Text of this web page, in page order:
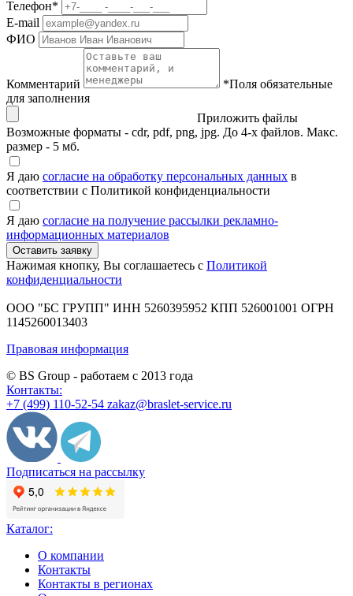
Телефон*
E-mail
ФИО
Комментарий *Поля обязательные
для заполнения
Приложить файлы
Возможные форматы - cdr, pdf, png, jpg. До 4-х файлов. Макс.
размер - 5 мб.
Я даю согласие на обработку персональных данных в
соответствии с Политикой конфиденциальности
Я даю согласие на получение рассылки рекламно-
информационных материалов
Нажимая кнопку, Вы соглашаетесь с Политикой
конфиденциальности
ООО "БС ГРУПП" ИНН 5260395952 КПП 526001001 ОГРН
1145260013403
Правовая информация
© BS Group - работаем с 2013 года
Контакты:
+7 (499) 110-52-54 zakaz@braslet-service.ru
Подписаться на рассылку
Каталог:
О компании
Контакты
Контакты в регионах